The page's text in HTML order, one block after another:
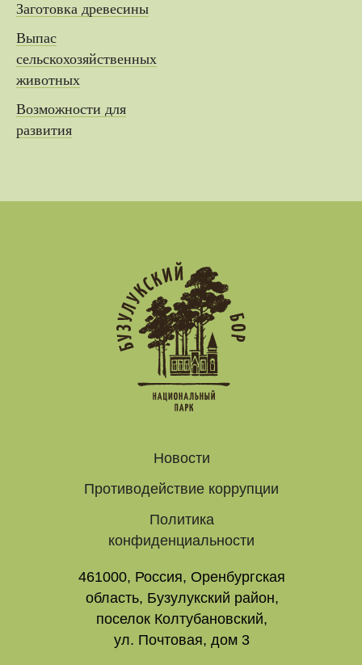
Заготовка древесины
Выпас
сельскохозяйственных
животных
Возможности для
развития
Новости
Противодействие коррупции
Политика
конфиденциальности
461000, Россия, Оренбургская
область, Бузулукский район,
поселок Колтубановский,
ул. Почтовая, дом 3